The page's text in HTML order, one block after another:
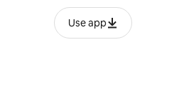
Use app